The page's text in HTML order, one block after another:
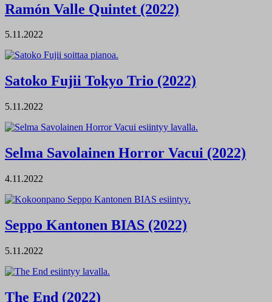
Ramón Valle Quintet (2022)
5.11.2022
Satoko Fujii Tokyo Trio (2022)
5.11.2022
Selma Savolainen Horror Vacui (2022)
4.11.2022
Seppo Kantonen BIAS (2022)
5.11.2022
The End (2022)